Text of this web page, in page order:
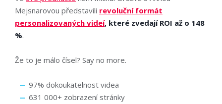
Mejsnarovou představili revoluční formát
personalizovaných videí, které zvedají ROI až o 148
%.
Že to je málo čísel? Say no more.
97% dokoukatelnost videa
631 000+ zobrazení stránky